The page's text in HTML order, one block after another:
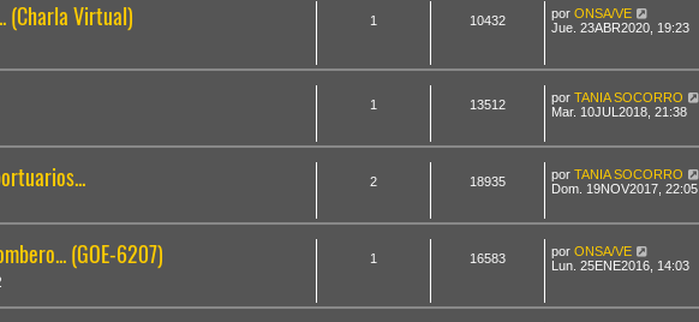
(Charla Virtual) 1 10432 por ONSA/VE
Jue. 23ABR2020, 19:23
1 13512 por TANIA SOCORRO
Mar. 10JUL2018, 21:38
2 18935 por TANIA SOCORRO
Dom. 19NOV2017, 22:05
(GOE-6207) 1 16583 por ONSA/VE
Lun. 25ENE2016, 14:03